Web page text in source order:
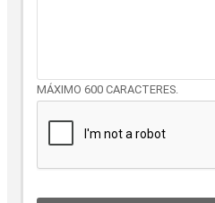
MÁXIMO 600 CARACTERES.